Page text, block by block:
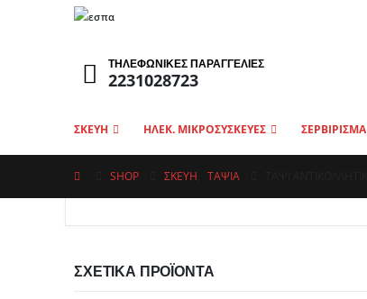
ΤΗΛΕΦΩΝΙΚΕΣ ΠΑΡΑΓΓΕΛΙΕΣ
2231028723
ΣΚΕΥΗ ΗΛΕΚ. ΜΙΚΡΟΣΥΣΚΕΥΕΣ ΣΕΡΒΙΡΙΣΜΑ
SHOP ΣΚΕΥΗ ΤΑΨΙΆ
ΣΧΕΤΙΚΆ ΠΡΟΪΌΝΤΑ